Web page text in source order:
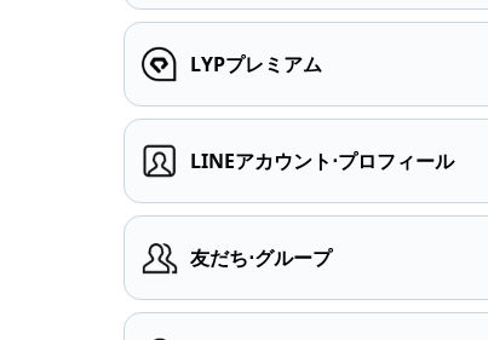
LYPプレミアム
LINEアカウント⋅プロフィール
友だち⋅グループ